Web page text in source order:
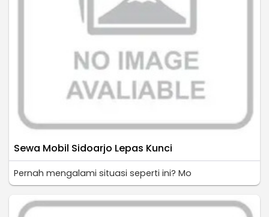
Sewa Mobil Sidoarjo Lepas Kunci
Pernah mengalami situasi seperti ini? Mo